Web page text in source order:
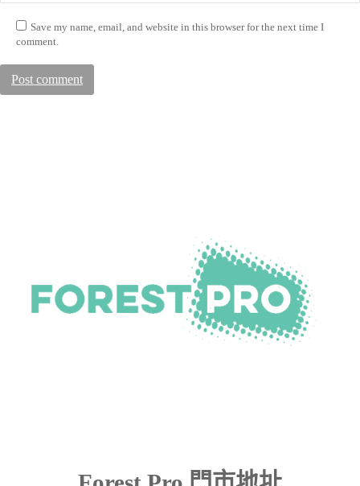
Save my name, email, and website in this browser for the next time I
comment.
Post comment